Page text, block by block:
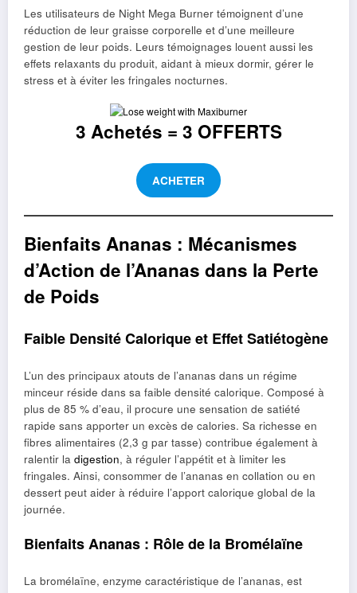
Les utilisateurs de Night Mega Burner témoignent d’une
réduction de leur graisse corporelle et d’une meilleure
gestion de leur poids. Leurs témoignages louent aussi les
effets relaxants du produit, aidant à mieux dormir, gérer le
stress et à éviter les fringales nocturnes.
3 Achetés = 3 OFFERTS
ACHETER
Bienfaits Ananas : Mécanismes
d’Action de l’Ananas dans la Perte
de Poids
Faible Densité Calorique et Effet Satiétogène
L’un des principaux atouts de l’ananas dans un régime
minceur réside dans sa faible densité calorique. Composé à
plus de 85 % d’eau, il procure une sensation de satiété
rapide sans apporter un excès de calories. Sa richesse en
fibres alimentaires (2,3 g par tasse) contribue également à
ralentir la digestion, à réguler l’appétit et à limiter les
fringales. Ainsi, consommer de l’ananas en collation ou en
dessert peut aider à réduire l’apport calorique global de la
journée.
Bienfaits Ananas : Rôle de la Bromélaïne
La bromélaïne, enzyme caractéristique de l’ananas, est